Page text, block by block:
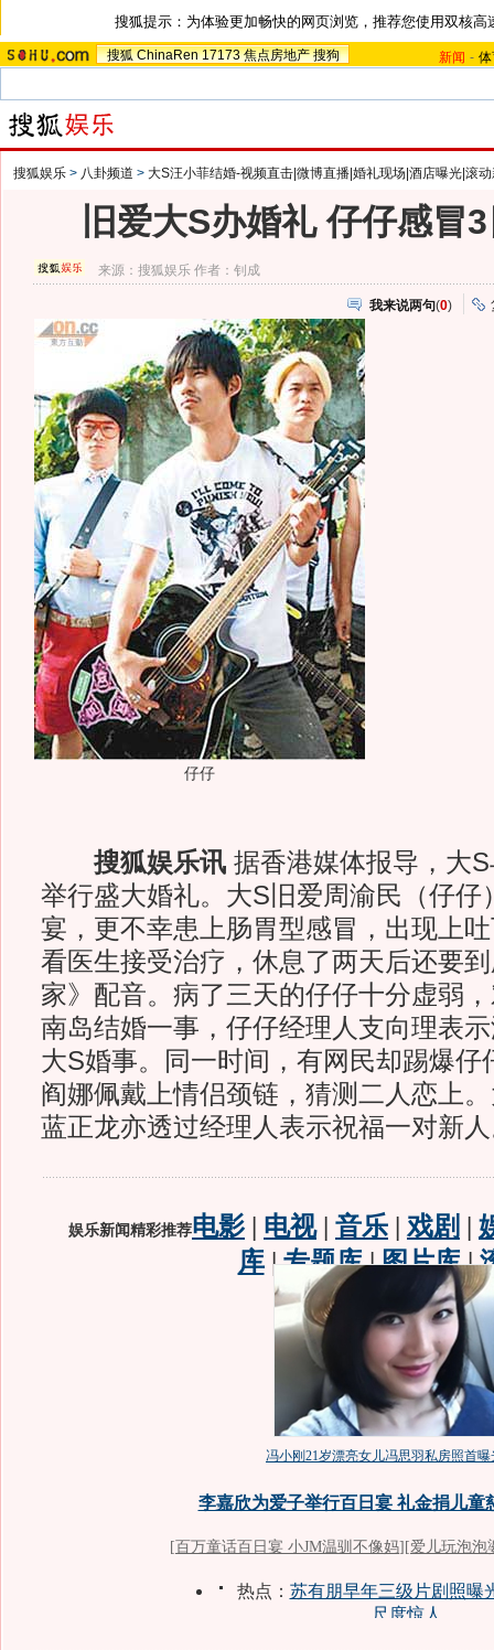
搜狐提示：为体验更加畅快的网页浏览，推荐您使用双核高
搜狐 ChinaRen 17173 焦点房地产 搜狗 新闻 -
搜狐娱乐 > 八卦频道 > 大S汪小菲结婚-视频直击|微博直播|婚礼现场|酒店曝光|滚
旧爱大S办婚礼 仔仔感冒
来源：搜狐娱乐 作者：钊成
我来说两句(0)
仔仔
搜狐娱乐讯据香港媒体报导，大
举行盛大婚礼。大S旧爱周渝民（仔仔
宴，更不幸患上肠胃型感冒，出现上
看医生接受治疗，休息了两天后还要
家》配音。病了三天的仔仔十分虚弱
南岛结婚一事，仔仔经理人支向理表
大S婚事。同一时间，有网民却踢爆仔
阎娜佩戴上情侣颈链，猜测二人恋上
蓝正龙亦透过经理人表示祝福一对新